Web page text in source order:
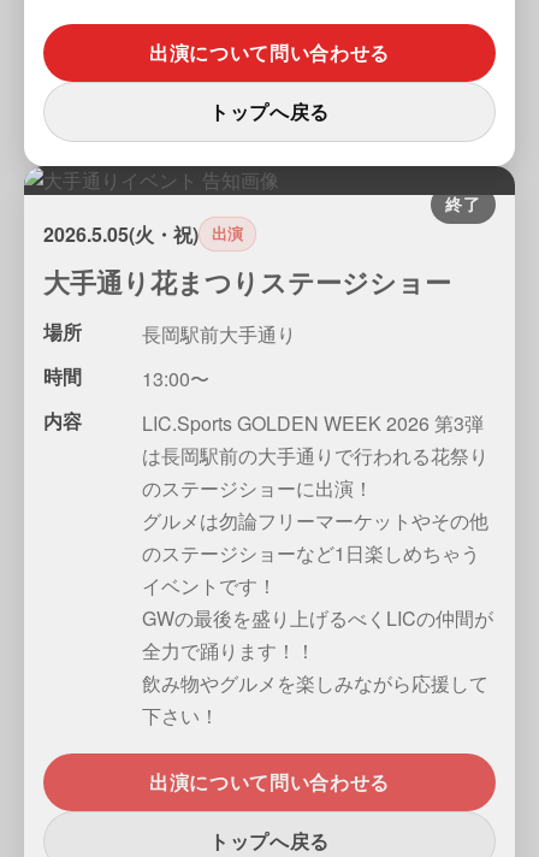
出演について問い合わせる
トップへ戻る
2026.5.05(火・祝) 出演
大手通り花まつりステージショー
場所
長岡駅前大手通り
時間
13:00〜
内容
LIC.Sports GOLDEN WEEK 2026 第3弾
は長岡駅前の大手通りで行われる花祭り
のステージショーに出演！
グルメは勿論フリーマーケットやその他
のステージショーなど1日楽しめちゃう
イベントです！
GWの最後を盛り上げるべくLICの仲間が
全力で踊ります！！
飲み物やグルメを楽しみながら応援して
下さい！
出演について問い合わせる
トップへ戻る